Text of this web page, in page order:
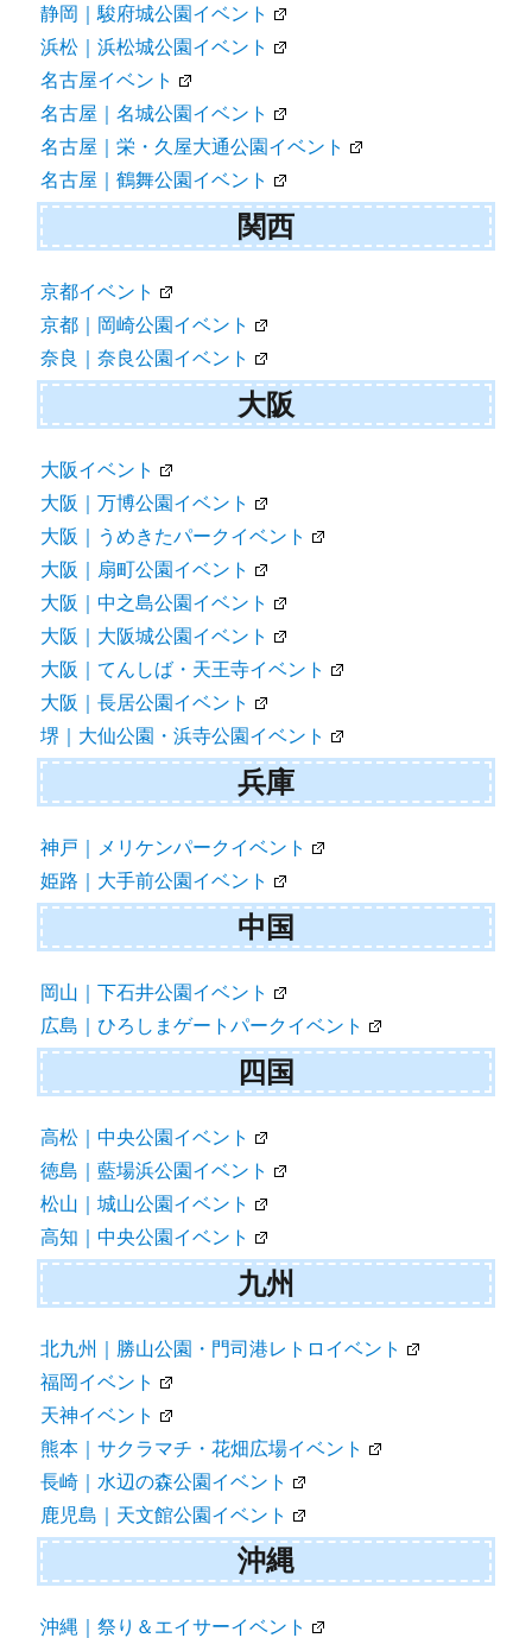
静岡｜駿府城公園イベント
浜松｜浜松城公園イベント
名古屋イベント
名古屋｜名城公園イベント
名古屋｜栄・久屋大通公園イベント
名古屋｜鶴舞公園イベント
関西
京都イベント
京都｜岡崎公園イベント
奈良｜奈良公園イベント
大阪
大阪イベント
大阪｜万博公園イベント
大阪｜うめきたパークイベント
大阪｜扇町公園イベント
大阪｜中之島公園イベント
大阪｜大阪城公園イベント
大阪｜てんしば・天王寺イベント
大阪｜長居公園イベント
堺｜大仙公園・浜寺公園イベント
兵庫
神戸｜メリケンパークイベント
姫路｜大手前公園イベント
中国
岡山｜下石井公園イベント
広島｜ひろしまゲートパークイベント
四国
高松｜中央公園イベント
徳島｜藍場浜公園イベント
松山｜城山公園イベント
高知｜中央公園イベント
九州
北九州｜勝山公園・門司港レトロイベント
福岡イベント
天神イベント
熊本｜サクラマチ・花畑広場イベント
長崎｜水辺の森公園イベント
鹿児島｜天文館公園イベント
沖縄
沖縄｜祭り＆エイサーイベント